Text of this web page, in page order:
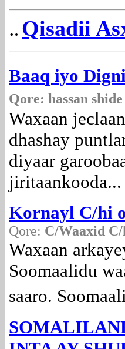
.. Qisadii
Baaq iyo
Qore: hassan
Waxaan
dhashay
diyaar
jiritaankooda...
Kornayl C/hi
Qore: C/Waaxid
Waxaan
Soomaalidu
saaro.